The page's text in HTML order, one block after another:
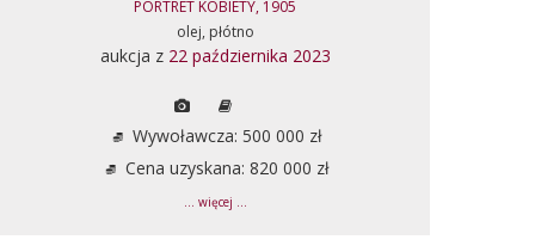
PORTRET KOBIETY, 1905
olej, płótno
aukcja z 22 października 2023
Wywoławcza: 500 000 zł
Cena uzyskana: 820 000 zł
... więcej ...